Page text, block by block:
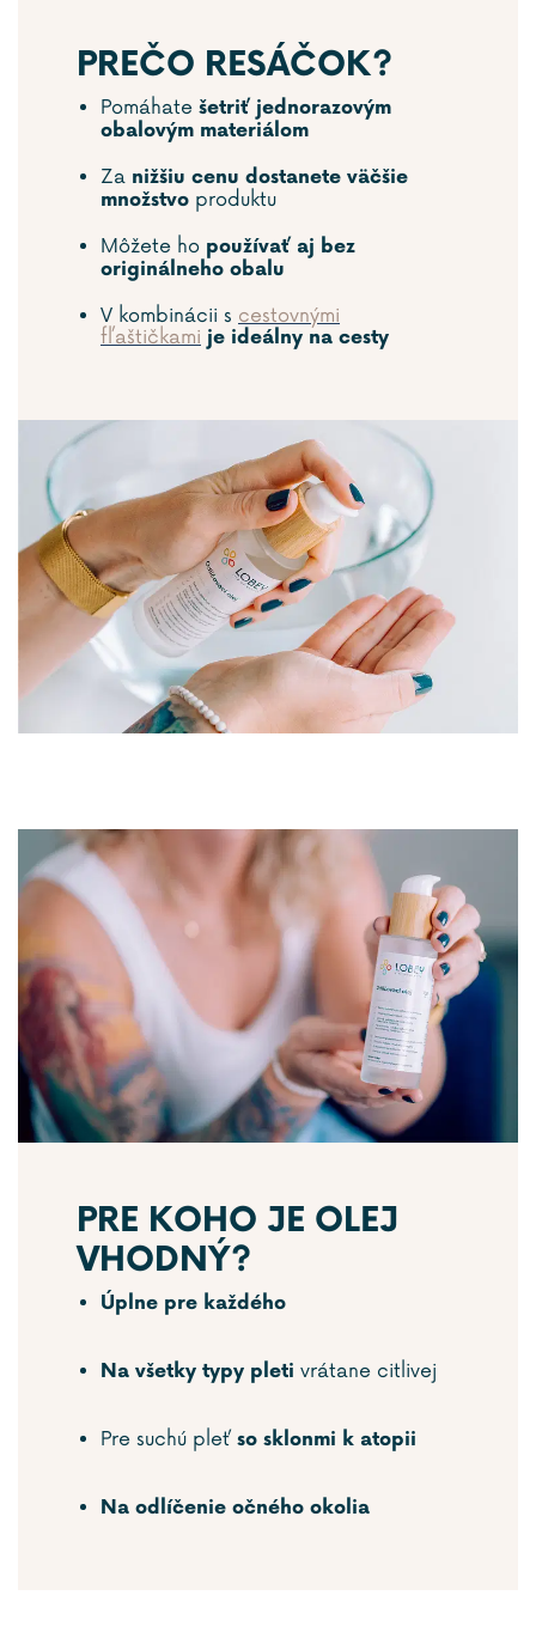
PREČO RESÁČOK?
Pomáhate šetriť jednorazovým
obalovým materiálom
Za nižšiu cenu dostanete väčšie
množstvo produktu
Môžete ho používať aj bez
originálneho obalu
V kombinácii s cestovnými
fľaštičkami je ideálny na cesty
PRE KOHO JE OLEJ
VHODNÝ?
Úplne pre každého
Na všetky typy pleti vrátane citlivej
Pre suchú pleť so sklonmi k atopii
Na odlíčenie očného okolia